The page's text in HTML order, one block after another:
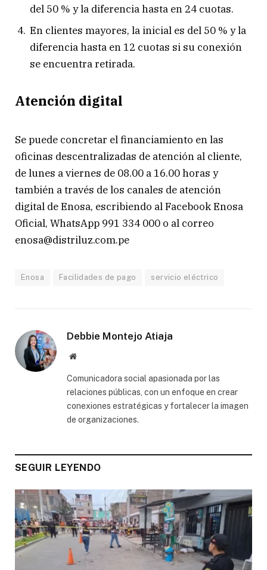
del 50 % y la diferencia hasta en 24 cuotas.
En clientes mayores, la inicial es del 50 % y la
diferencia hasta en 12 cuotas si su conexión
se encuentra retirada.
Atención digital
Se puede concretar el financiamiento en las
oficinas descentralizadas de atención al cliente,
de lunes a viernes de 08.00 a 16.00 horas y
también a través de los canales de atención
digital de Enosa, escribiendo al Facebook Enosa
Oficial, WhatsApp 991 334 000 o al correo
enosa@distriluz.com.pe
Enosa Facilidades de pago servicio eléctrico
Debbie Montejo Atiaja
Website
Comunicadora social apasionada por las
relaciones públicas, con un enfoque en crear
conexiones estratégicas y fortalecer la imagen
de organizaciones.
SEGUIR LEYENDO